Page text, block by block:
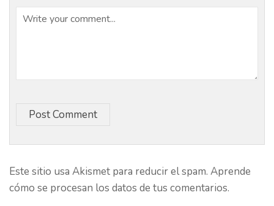
Post Comment
Este sitio usa Akismet para reducir el spam. Aprende
cómo se procesan los datos de tus comentarios.